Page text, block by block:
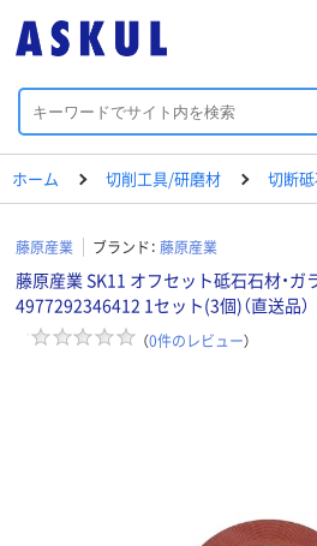
ホーム 切削工具/研磨材 切断
藤原産業 ブランド： 藤原産業
藤原産業 SK11 オフセット砥石石材・
4977292346412 1セット(3個)（直送品）
（0件のレビュー）